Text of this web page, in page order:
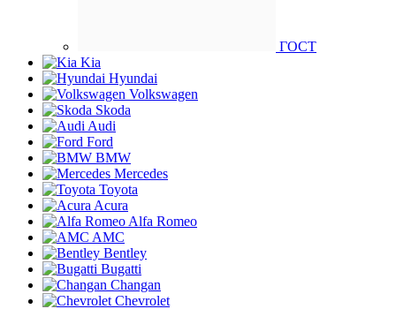
ГОСТ
Kia
Hyundai
Volkswagen
Skoda
Audi
Ford
BMW
Mercedes
Toyota
Acura
Alfa Romeo
AMC
Bentley
Bugatti
Changan
Chevrolet